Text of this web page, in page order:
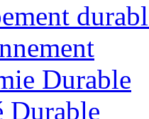
Durable
Durable